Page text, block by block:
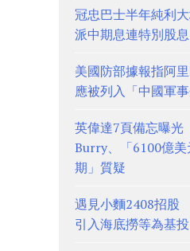
冠忠巴士半年純利
派中期息連特別股
美國防部據報指阿
應被列入「中國軍事
英偉達7頁備忘曝
Burry、「6100億
期」質疑
遇見小麵2408招股
引入海底撈等為基投